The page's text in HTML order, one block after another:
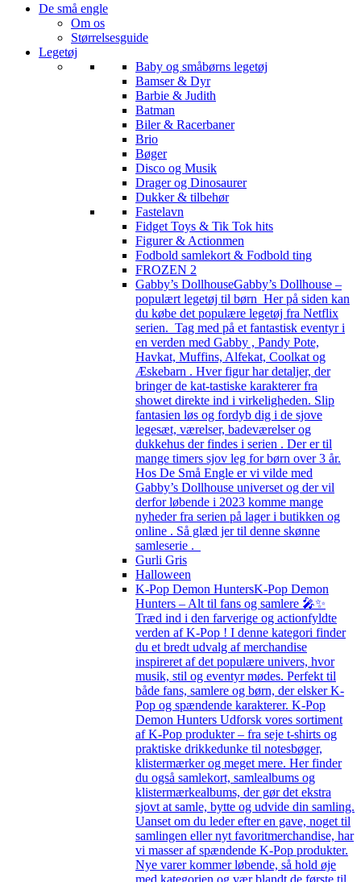
De små engle
Om os
Størrelsesguide
Legetøj
Baby og småbørns legetøj
Bamser & Dyr
Barbie & Judith
Batman
Biler & Racerbaner
Brio
Bøger
Disco og Musik
Drager og Dinosaurer
Dukker & tilbehør
Fastelavn
Fidget Toys & Tik Tok hits
Figurer & Actionmen
Fodbold samlekort & Fodbold ting
FROZEN 2
Gabby’s DollhouseGabby’s Dollhouse –
populært legetøj til børn Her på siden kan
du købe det populære legetøj fra Netflix
serien. Tag med på et fantastisk eventyr i
en verden med Gabby , Pandy Pote,
Havkat, Muffins, Alfekat, Coolkat og
Æskebarn . Hver figur har detaljer, der
bringer de kat-tastiske karakterer fra
showet direkte ind i virkeligheden. Slip
fantasien løs og fordyb dig i de sjove
legesæt, værelser, badeværelser og
dukkehus der findes i serien . Der er til
mange timers sjov leg for børn over 3 år.
Hos De Små Engle er vi vilde med
Gabby’s Dollhouse universet og der vil
derfor løbende i 2023 komme mange
nyheder fra serien på lager i butikken og
online . Så glæd jer til denne skønne
samleserie .
Gurli Gris
Halloween
K-Pop Demon HuntersK-Pop Demon
Hunters – Alt til fans og samlere 🎤✨
Træd ind i den farverige og actionfyldte
verden af K-Pop ! I denne kategori finder
du et bredt udvalg af merchandise
inspireret af det populære univers, hvor
musik, stil og eventyr mødes. Perfekt til
både fans, samlere og børn, der elsker K-
Pop og spændende karakterer. K-Pop
Demon Hunters Udforsk vores sortiment
af K-Pop produkter – fra seje t-shirts og
praktiske drikkedunke til notesbøger,
klistermærker og meget mere. Her finder
du også samlekort, samlealbums og
klistermærkealbums, der gør det ekstra
sjovt at samle, bytte og udvide din samling.
Uanset om du leder efter en gave, noget til
samlingen eller nyt favoritmerchandise, har
vi masser af spændende K-Pop produkter.
Nye varer kommer løbende, så hold øje
med kategorien og vær blandt de første til